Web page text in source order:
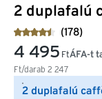
2 duplafalú
(178)
4 495 Ft
Ft/darab 2 247
ÁFA-t
2 duplafalú